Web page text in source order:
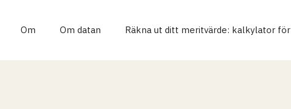
Om Om datan Räkna ut ditt meritvärde: kalkylator